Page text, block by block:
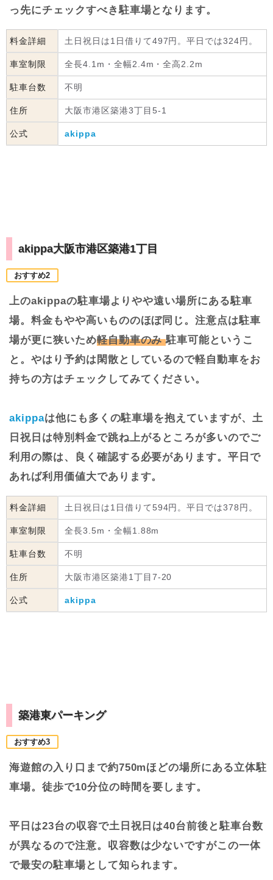
っ先にチェックすべき駐車場となります。
料金詳細 土日祝日は1日借りて497円。平日では324円。
車室制限 全長4.1m・全幅2.4m・全高2.2m
駐車台数 不明
住所 大阪市港区築港3丁目5-1
公式 akippa
akippa大阪市港区築港1丁目
おすすめ2
上のakippaの駐車場よりやや遠い場所にある駐車
場。料金もやや高いもののほぼ同じ。注意点は駐車
場が更に狭いため軽自動車のみ駐車可能というこ
と。やはり予約は閑散としているので軽自動車をお
持ちの方はチェックしてみてください。
akippaは他にも多くの駐車場を抱えていますが、土
日祝日は特別料金で跳ね上がるところが多いのでご
利用の際は、良く確認する必要があります。平日で
あれば利用価値大であります。
料金詳細 土日祝日は1日借りて594円。平日では378円。
車室制限 全長3.5m・全幅1.88m
駐車台数 不明
住所 大阪市港区築港1丁目7-20
公式 akippa
築港東パーキング
おすすめ3
海遊館の入り口まで約750mほどの場所にある立体駐
車場。徒歩で10分位の時間を要します。
平日は23台の収容で土日祝日は40台前後と駐車台数
が異なるので注意。収容数は少ないですがこの一体
で最安の駐車場として知られます。